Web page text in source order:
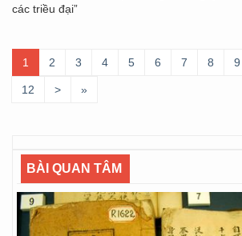
các triều đại”
1 2 3 4 5 6 7 8 9
12 > »
BÀI QUAN TÂM